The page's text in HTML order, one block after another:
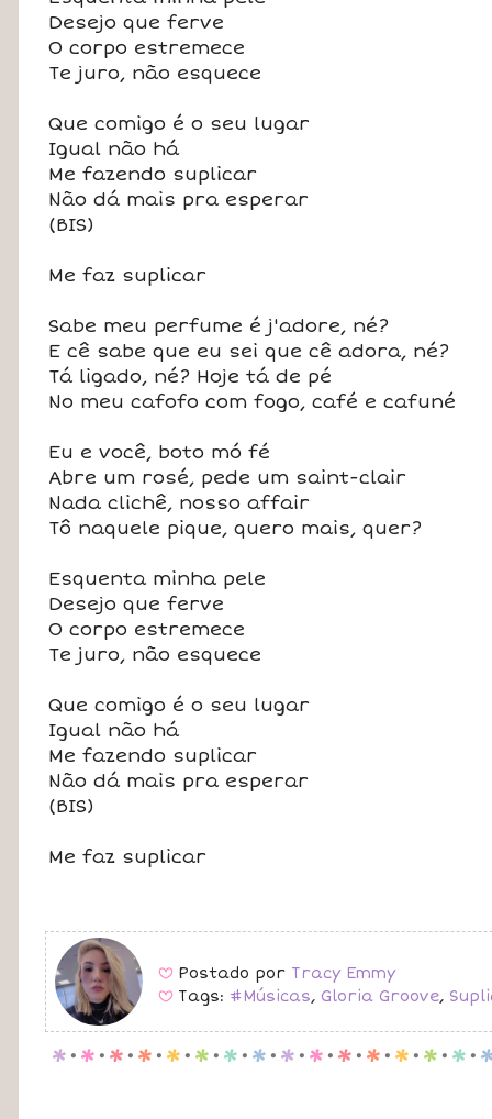
Desejo que ferve
O corpo estremece
Te juro, não esquece
Que comigo é o seu lugar
Igual não há
Me fazendo suplicar
Não dá mais pra esperar
(BIS)
Me faz suplicar
Sabe meu perfume é j'adore, né?
E cê sabe que eu sei que cê adora, né?
Tá ligado, né? Hoje tá de pé
No meu cafofo com fogo, café e cafuné
Eu e você, boto mó fé
Abre um rosé, pede um saint-clair
Nada clichê, nosso affair
Tô naquele pique, quero mais, quer?
Esquenta minha pele
Desejo que ferve
O corpo estremece
Te juro, não esquece
Que comigo é o seu lugar
Igual não há
Me fazendo suplicar
Não dá mais pra esperar
(BIS)
Me faz suplicar
B Postado por Tracy Emmy
B Tags: #Músicas, Gloria Groove,
p . p . p . p . p . p . p . p . p . p . p . p . p . p . p .